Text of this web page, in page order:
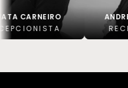
ANDRESSA